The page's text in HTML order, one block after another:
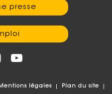
presse
légales Plan du site